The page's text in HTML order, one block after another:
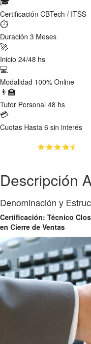
Certificación CBTech / ITSS
⏱
Duración 3 Meses
🚀
Inicio 24/48 hs
💻
Modalidad 100% Online
👨‍🏫
Tutor Personal 48 hs
💳
Cuotas Hasta 6 sin interés
Descripción
Denominación y
Certificación: Técnico
en Cierre de Ventas